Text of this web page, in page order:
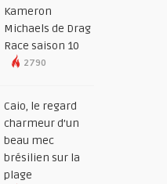
Kameron
Michaels de Drag
Race saison 10
2790
Caio, le regard
charmeur d’un
beau mec
brésilien sur la
plage